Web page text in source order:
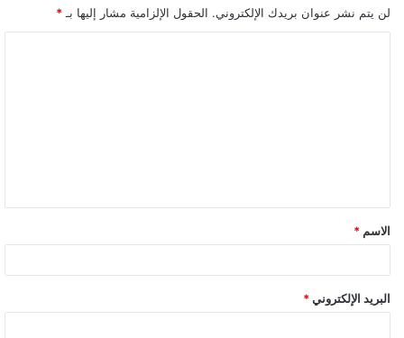
لن يتم نشر عنوان بريدك الإلكتروني. الحقول الإلزامية مشار إليها بـ *
ق
*
الاسم *
البريد الإلكتروني *